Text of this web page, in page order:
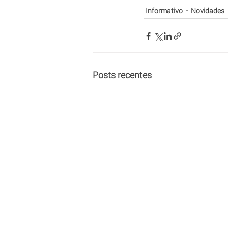
Informativo Novidades
Posts recentes